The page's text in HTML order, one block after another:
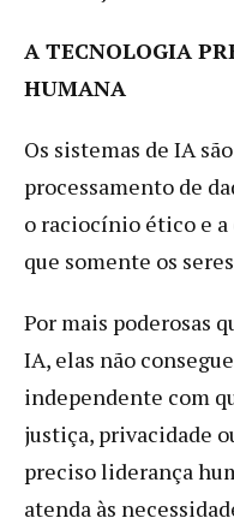
A TECNOLOGIA
HUMANA
Os sistemas de IA
processamento de
o raciocínio ético e
que somente os
Por mais poderosas
IA, elas não
independente com
justiça, privacidade
preciso liderança
atenda às